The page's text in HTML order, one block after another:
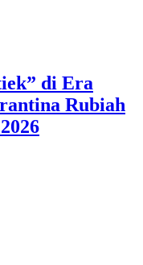
di Era
Rubiah